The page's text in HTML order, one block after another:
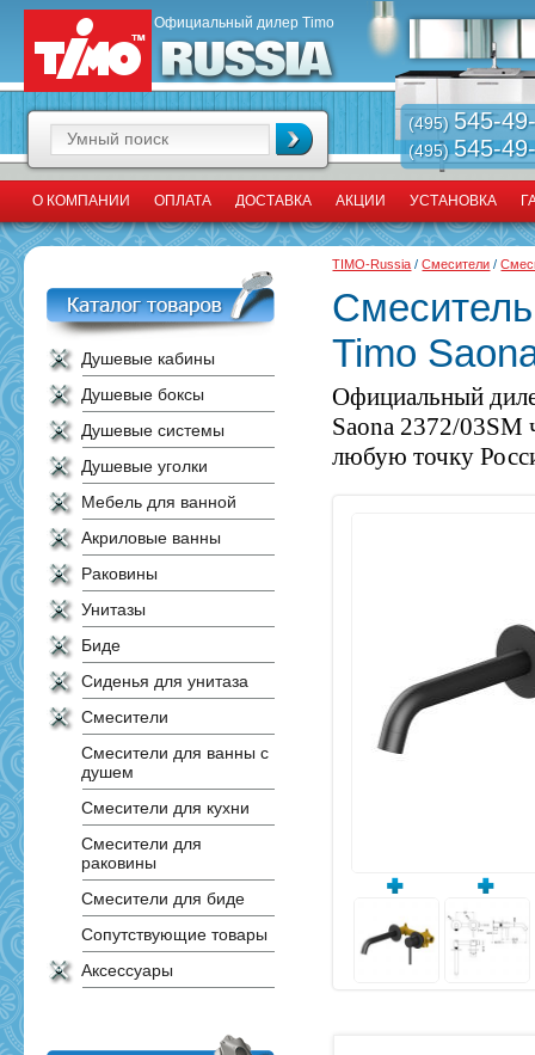
Официальный дилер Timo
(495) 545-
(495)545-
О КОМПАНИИ ОПЛАТА ДОСТАВКА АКЦИИ УСТАНОВКА
Душевые кабины
Душевые боксы
Душевые системы
Душевые уголки
Мебель для ванной
Акриловые ванны
Раковины
Унитазы
Биде
Сиденья для унитаза
Смесители
Смесители для ванны с
душем
Смесители для кухни
Смесители для
раковины
Смесители для биде
Сопутствующие товары
Аксессуары
TIMO-Russia /Смесители /
Timo
Официальный
Saona 2372/03SM
любую точку